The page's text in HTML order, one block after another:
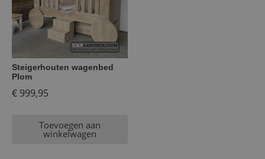
Steigerhouten wagenbed
Plom
€ 999,95
Toevoegen aan
winkelwagen